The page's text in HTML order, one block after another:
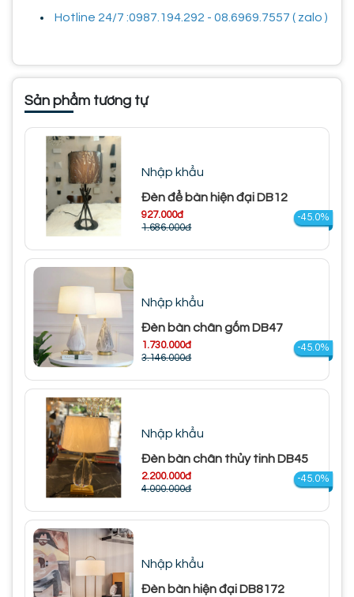
Hotline 24/7 :0987.194.292 - 08.6969.7557 ( zalo )
Sản phẩm tương tự
Nhập khẩu
Đèn để bàn hiện đại DB12
927.000đ
1.686.000đ
-45.0%
Nhập khẩu
Đèn bàn chân gốm DB47
1.730.000đ
3.146.000đ
-45.0%
Nhập khẩu
Đèn bàn chân thủy tinh DB45
2.200.000đ
4.000.000đ
-45.0%
Nhập khẩu
Đèn bàn hiện đại DB8172